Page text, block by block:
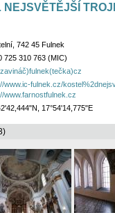
NEJSVĚTĚJŠÍ
742 45 Fulnek
725 310 763 (MIC)
www.ic-fulnek.cz/
www.farnostfulnek.cz
17°54'14,775"E